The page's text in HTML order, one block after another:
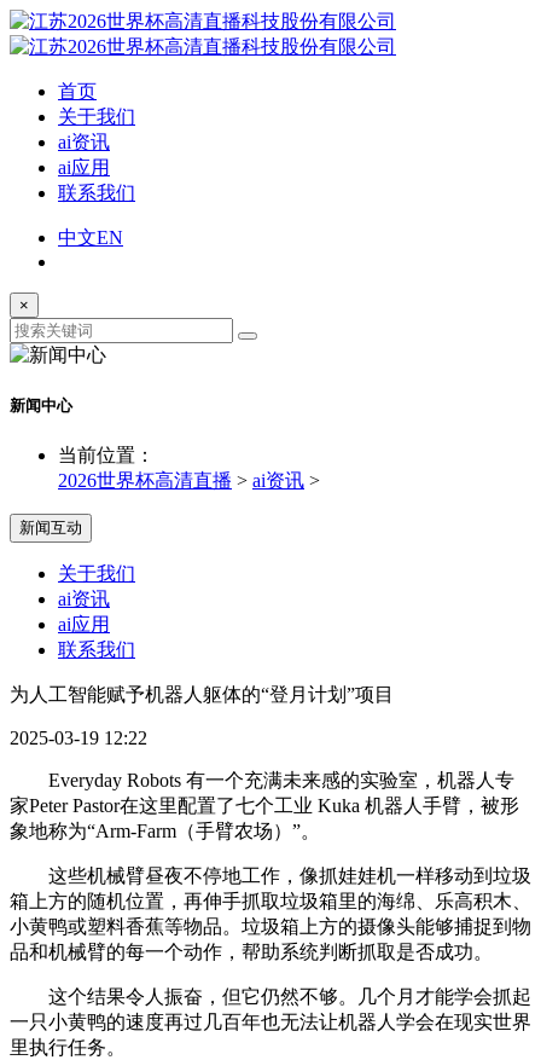
首页
关于我们
ai资讯
ai应用
联系我们
中文EN
×
新闻中心
当前位置：
2026世界杯高清直播 > ai资讯 >
新闻互动
关于我们
ai资讯
ai应用
联系我们
为人工智能赋予机器人躯体的“登月计划”项目
2025-03-19 12:22
Everyday Robots 有一个充满未来感的实验室，机器人专
家Peter Pastor在这里配置了七个工业 Kuka 机器人手臂，被形
象地称为“Arm-Farm（手臂农场）”。
这些机械臂昼夜不停地工作，像抓娃娃机一样移动到垃圾
箱上方的随机位置，再伸手抓取垃圾箱里的海绵、乐高积木、
小黄鸭或塑料香蕉等物品。垃圾箱上方的摄像头能够捕捉到物
品和机械臂的每一个动作，帮助系统判断抓取是否成功。
这个结果令人振奋，但它仍然不够。几个月才能学会抓起
一只小黄鸭的速度再过几百年也无法让机器人学会在现实世界
里执行任务。